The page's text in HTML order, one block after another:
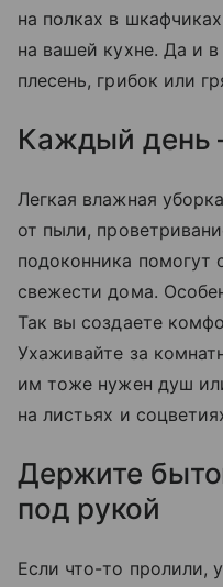
на полках в
на вашей кухне. Да и в
плесень, грибок или
Каждый день
Легкая влажная
от пыли,
подоконника помогут
свежести дома.
Так вы создаете
Ухаживайте за
им тоже нужен душ
на листьях и
Держите
под рукой
Если что-то пролили,